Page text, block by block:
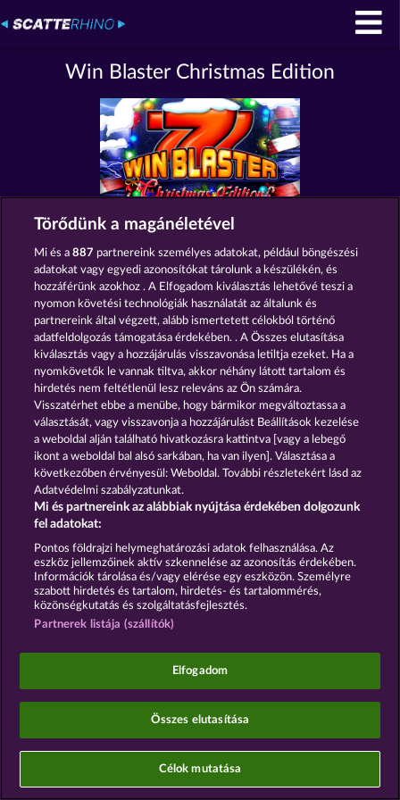
Win Blaster Christmas Edition
Részvételi feltételek
Adatkezelési tájékoztató Impresszum
A cég GYIK
Visszavonási kérelem benyújtása
A közösségi kaszinójátékok kizárólag szórakoztatási
célt szolgálnak, és azok egyáltalán nem
befolyásolják, hogy a játékos a jövőben valódi
pénzzel mennyire lesz sikeres a szerencsejáték
©2026 Whow Games GmbH
Törődünk a magánéletével
Mi és a887 partnereink személyes adatokat, például böngészési
adatokat vagy egyedi azonosítókat tárolunk a készülékén, és
hozzáférünk azokhoz . A Elfogadom kiválasztás lehetővé teszi a
nyomon követési technológiák használatát az általunk és
partnereink által végzett, alább ismertetett célokból történő
adatfeldolgozás támogatása érdekében. . A Összes elutasítása
kiválasztás vagy a hozzájárulás visszavonása letiltja ezeket. Ha a
nyomkövetők le vannak tiltva, akkor néhány látott tartalom és
hirdetés nem feltétlenül lesz releváns az Ön számára.
Visszatérhet ebbe a menübe, hogy bármikor megváltoztassa a
választását, vagy visszavonja a hozzájárulást Beállítások kezelése
a weboldal alján található hivatkozásra kattintva [vagy a lebegő
ikont a weboldal bal alsó sarkában, ha van ilyen]. Választása a
következőben érvényesül: Weboldal. További részletekért lásd az
Adatvédelmi szabályzatunkat.
Mi és partnereink az alábbiak nyújtása érdekében dolgozunk
fel adatokat:
Pontos földrajzi helymeghatározási adatok felhasználása. Az
eszköz jellemzőinek aktív szkennelése az azonosítás érdekében.
Információk tárolása és/vagy elérése egy eszközön. Személyre
szabott hirdetés és tartalom, hirdetés- és tartalommérés,
közönségkutatás és szolgáltatásfejlesztés.
Partnerek listája (szállítók)
Elfogadom
Összes elutasítása
Célok mutatása